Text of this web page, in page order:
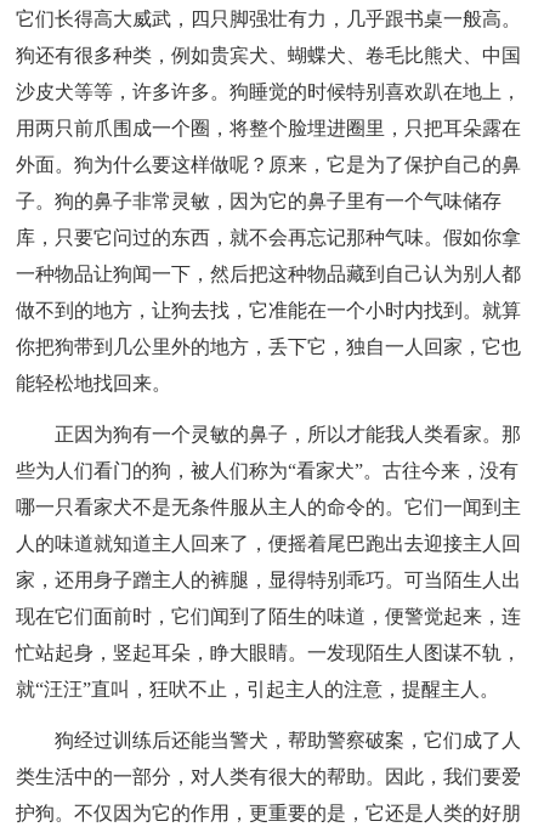
它们长得高大威武，四只脚强壮有力，几乎跟书桌一般高。
狗还有很多种类，例如贵宾犬、蝴蝶犬、卷毛比熊犬、中国
沙皮犬等等，许多许多。狗睡觉的时候特别喜欢趴在地上，
用两只前爪围成一个圈，将整个脸埋进圈里，只把耳朵露在
外面。狗为什么要这样做呢？原来，它是为了保护自己的鼻
子。狗的鼻子非常灵敏，因为它的鼻子里有一个气味储存
库，只要它问过的东西，就不会再忘记那种气味。假如你拿
一种物品让狗闻一下，然后把这种物品藏到自己认为别人都
做不到的地方，让狗去找，它准能在一个小时内找到。就算
你把狗带到几公里外的地方，丢下它，独自一人回家，它也
能轻松地找回来。
正因为狗有一个灵敏的鼻子，所以才能我人类看家。那
些为人们看门的狗，被人们称为“看家犬”。古往今来，没有
哪一只看家犬不是无条件服从主人的命令的。它们一闻到主
人的味道就知道主人回来了，便摇着尾巴跑出去迎接主人回
家，还用身子蹭主人的裤腿，显得特别乖巧。可当陌生人出
现在它们面前时，它们闻到了陌生的味道，便警觉起来，连
忙站起身，竖起耳朵，睁大眼睛。一发现陌生人图谋不轨，
就“汪汪”直叫，狂吠不止，引起主人的注意，提醒主人。
狗经过训练后还能当警犬，帮助警察破案，它们成了人
类生活中的一部分，对人类有很大的帮助。因此，我们要爱
护狗。不仅因为它的作用，更重要的是，它还是人类的好朋